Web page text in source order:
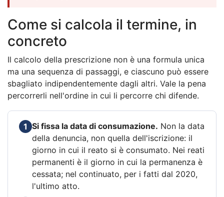
Come si calcola il termine, in
concreto
Il calcolo della prescrizione non è una formula unica
ma una sequenza di passaggi, e ciascuno può essere
sbagliato indipendentemente dagli altri. Vale la pena
percorrerli nell'ordine in cui li percorre chi difende.
1 Si fissa la data di consumazione. Non la data
della denuncia, non quella dell'iscrizione: il
giorno in cui il reato si è consumato. Nei reati
permanenti è il giorno in cui la permanenza è
cessata; nel continuato, per i fatti dal 2020,
l'ultimo atto.